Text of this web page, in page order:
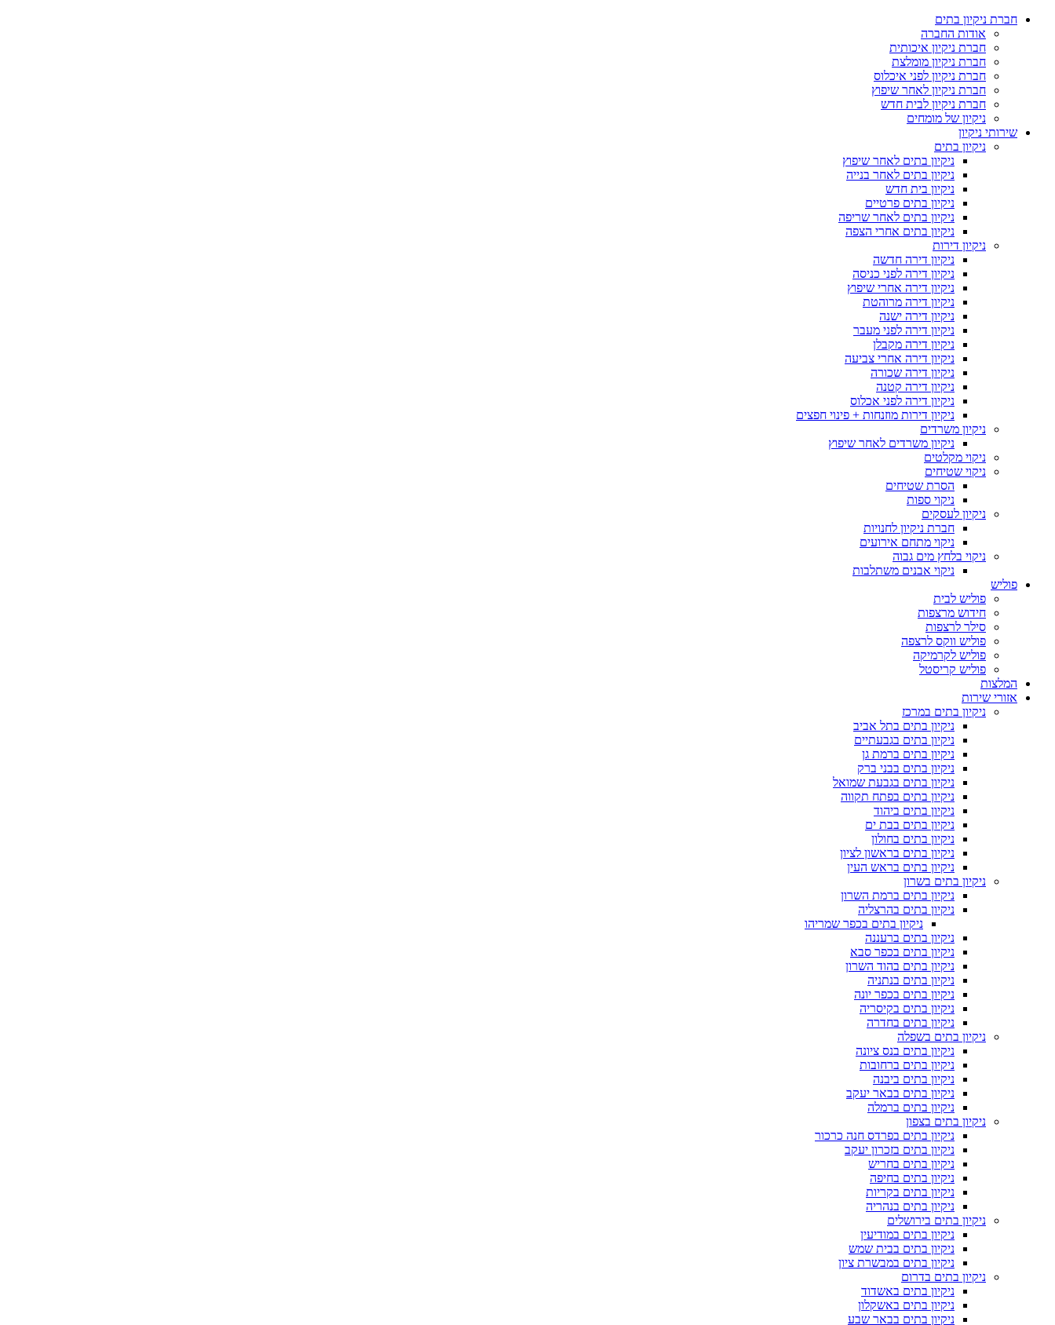
חברת ניקיון בתים
אודות החברה
חברת ניקיון איכותית
חברת ניקיון מומלצת
חברת ניקיון לפני איכלוס
חברת ניקיון לאחר שיפוץ
חברת ניקיון לבית חדש
ניקיון של מומחים
שירותי ניקיון
ניקיון בתים
ניקיון בתים לאחר שיפוץ
ניקיון בתים לאחר בנייה
ניקיון בית חדש
ניקיון בתים פרטיים
ניקיון בתים לאחר שריפה
ניקיון בתים אחרי הצפה
ניקיון דירות
ניקיון דירה חדשה
ניקיון דירה לפני כניסה
ניקיון דירה אחרי שיפוץ
ניקיון דירה מרוהטת
ניקיון דירה ישנה
ניקיון דירה לפני מעבר
ניקיון דירה מקבלן
ניקיון דירה אחרי צביעה
ניקיון דירה שכורה
ניקיון דירה קטנה
ניקיון דירה לפני אכלוס
ניקיון דירות מוזנחות + פינוי חפצים
ניקיון משרדים
ניקיון משרדים לאחר שיפוץ
ניקוי מקלטים
ניקוי שטיחים
הסרת שטיחים
ניקוי ספות
ניקיון לעסקים
חברת ניקיון לחנויות
ניקוי מתחם אירועים
ניקוי בלחץ מים גבוה
ניקוי אבנים משתלבות
פוליש
פוליש לבית
חידוש מרצפות
סילר לרצפות
פוליש ווקס לרצפה
פוליש לקרמיקה
פוליש קריסטל
המלצות
אזורי שירות
ניקיון בתים במרכז
ניקיון בתים בתל אביב
ניקיון בתים בגבעתיים
ניקיון בתים ברמת גן
ניקיון בתים בבני ברק
ניקיון בתים בגבעת שמואל
ניקיון בתים בפתח תקווה
ניקיון בתים ביהוד
ניקיון בתים בבת ים
ניקיון בתים בחולון
ניקיון בתים בראשון לציון
ניקיון בתים בראש העין
ניקיון בתים בשרון
ניקיון בתים ברמת השרון
ניקיון בתים בהרצליה
ניקיון בתים בכפר שמריהו
ניקיון בתים ברעננה
ניקיון בתים בכפר סבא
ניקיון בתים בהוד השרון
ניקיון בתים בנתניה
ניקיון בתים בכפר יונה
ניקיון בתים בקיסריה
ניקיון בתים בחדרה
ניקיון בתים בשפלה
ניקיון בתים בנס ציונה
ניקיון בתים ברחובות
ניקיון בתים ביבנה
ניקיון בתים בבאר יעקב
ניקיון בתים ברמלה
ניקיון בתים בצפון
ניקיון בתים בפרדס חנה כרכור
ניקיון בתים בזכרון יעקב
ניקיון בתים בחריש
ניקיון בתים בחיפה
ניקיון בתים בקריות
ניקיון בתים בנהריה
ניקיון בתים בירושלים
ניקיון בתים במודיעין
ניקיון בתים בבית שמש
ניקיון בתים במבשרת ציון
ניקיון בתים בדרום
ניקיון בתים באשדוד
ניקיון בתים באשקלון
ניקיון בתים בבאר שבע